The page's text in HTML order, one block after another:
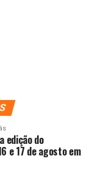
edição do
e 17 de agosto em